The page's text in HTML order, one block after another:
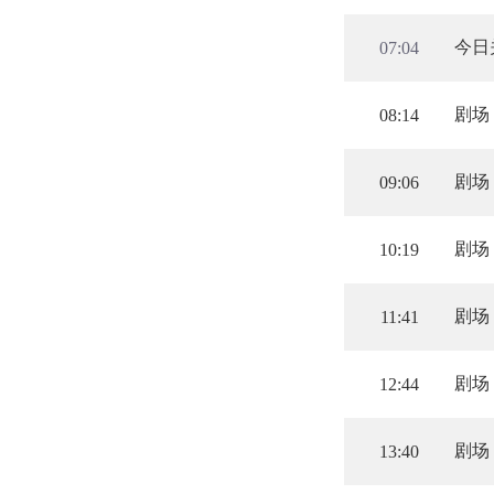
07:04 今日
08:14 剧场
09:06 剧场
10:19 剧场
11:41 剧场
12:44 剧场
13:40 剧场